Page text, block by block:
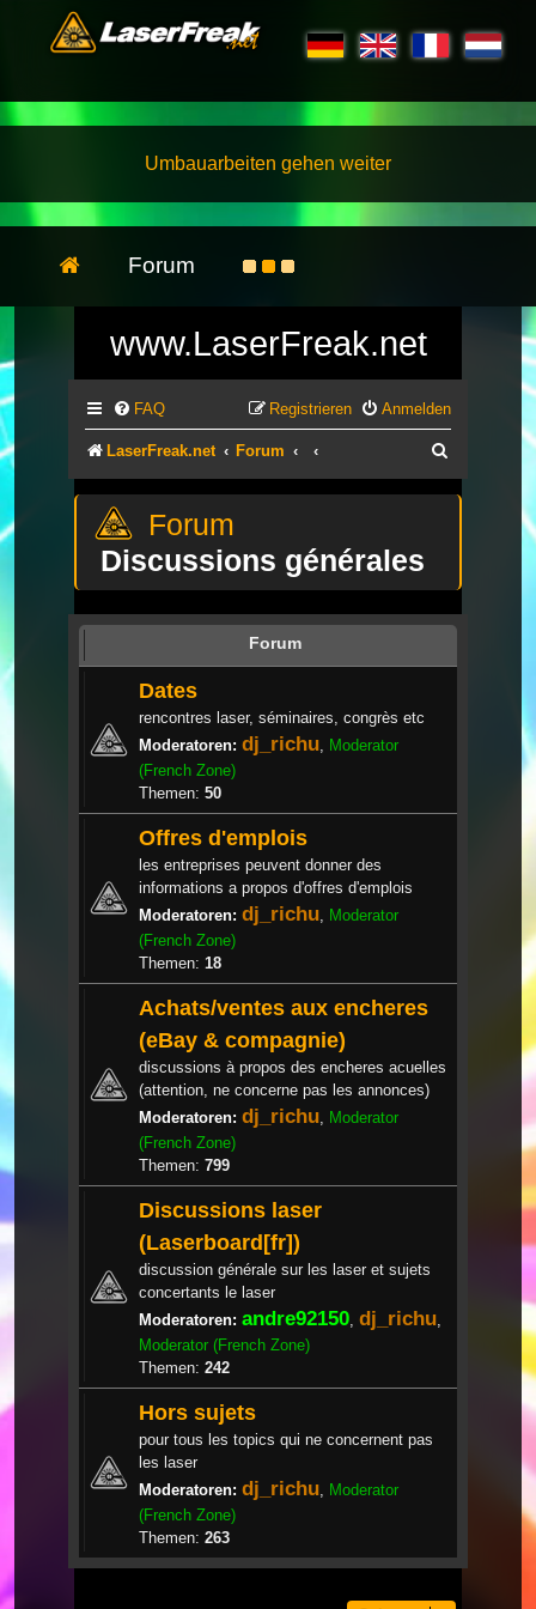
Umbauarbeiten gehen weiter
Forum
www.LaserFreak.net
FAQ Anmelden
Registrieren
LaserFreak.net Forum
Discussions générales
Forum
Dates
rencontres laser, séminaires, congrès etc
Moderatoren: dj_richu Moderator
(French Zone)
Themen: 50
Offres d'emplois
les entreprises peuvent donner des
informations a propos d'offres d'emplois
Moderatoren: dj_richu Moderator
(French Zone)
Themen: 18
Achats/ventes aux encheres
(eBay & compagnie)
discussions à propos des encheres acuelles
(attention, ne concerne pas les annonces)
Moderatoren: dj_richu Moderator
(French Zone)
Themen: 799
Discussions laser
(Laserboard[fr])
discussion générale sur les laser et sujets
concertants le laser
Moderatoren: andre92150 dj_richu
Moderator (French Zone)
Themen: 242
Hors sujets
pour tous les topics qui ne concernent pas
les laser
Moderatoren: dj_richu Moderator
(French Zone)
Themen: 263